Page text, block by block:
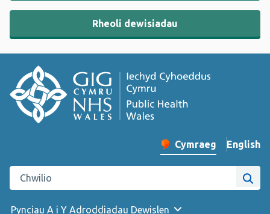
Rheoli dewisiadau
Newid iaith y wefan
Cymraeg English
–
Chwilio gwefan Iechyd Cyhoeddus Cymru
Pynciau A i Y Adroddiadau Dewislen